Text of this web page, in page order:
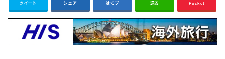
ツイート シェア はてブ 送る Pocket